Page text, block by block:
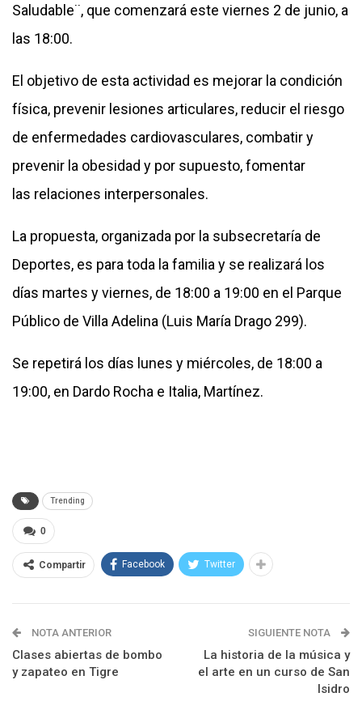
Saludable¨, que comenzará este viernes 2 de junio, a
las 18:00.
El objetivo de esta actividad es mejorar la condición
física, prevenir lesiones articulares, reducir el riesgo
de enfermedades cardiovasculares, combatir y
prevenir la obesidad y por supuesto, fomentar
las relaciones interpersonales.
La propuesta, organizada por la subsecretaría de
Deportes, es para toda la familia y se realizará los
días martes y viernes, de 18:00 a 19:00 en el Parque
Público de Villa Adelina (Luis María Drago 299).
Se repetirá los días lunes y miércoles, de 18:00 a
19:00, en Dardo Rocha e Italia, Martínez.
Trending
0
Compartir Facebook Twitter
NOTA ANTERIOR
Clases abiertas de bombo
y zapateo en Tigre
SIGUIENTE NOTA
La historia de la música y
el arte en un curso de San
Isidro